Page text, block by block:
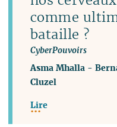
comme
bataille ?
CyberPouvoirs
Asma Mhalla -
Cluzel
Lire